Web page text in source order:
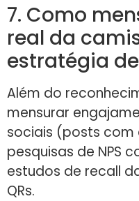
7. Como
real da
estratégia
Além do
mensurar
sociais (posts com
pesquisas de NPS
estudos de recall
QRs.